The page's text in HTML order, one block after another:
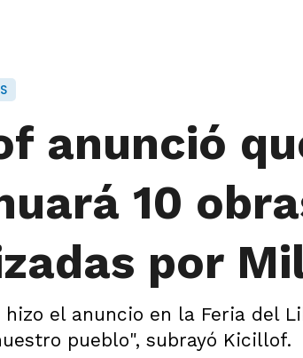
anunció
10
por
hizo el anuncio en la Feria del
pueblo", subrayó Kicillof.